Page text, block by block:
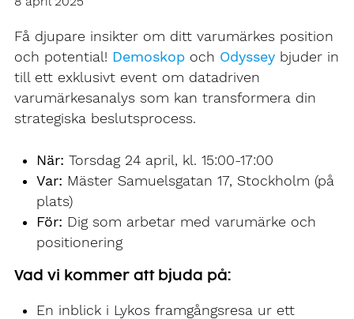
Få djupare insikter om ditt varumärkes position
och potential! Demoskop och Odyssey bjuder in
till ett exklusivt event om datadriven
varumärkesanalys som kan transformera din
strategiska beslutsprocess.
När: Torsdag 24 april, kl. 15:00-17:00
Var: Mäster Samuelsgatan 17, Stockholm (på
plats)
För: Dig som arbetar med varumärke och
positionering
Vad vi kommer att bjuda på:
En inblick i Lykos framgångsresa ur ett